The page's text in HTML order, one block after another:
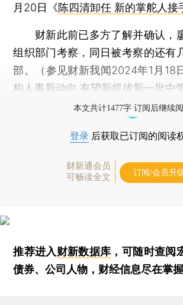
月20日《陈四清卸任 新的掌舵人接
财新此前已多方了解并确认，
组织部门考察，同日被考察的还有
部。（参见财新我闻2024年1月18
构人事新动向 有望新提拔新一批中
本文共计1477字 订阅后继续
登录 后获取已订阅的阅读
财新通会员
可畅读全文
订阅/会员升
推荐进入财新数据库 ，可随时查阅
债券、公司人物，财经信息尽在掌握